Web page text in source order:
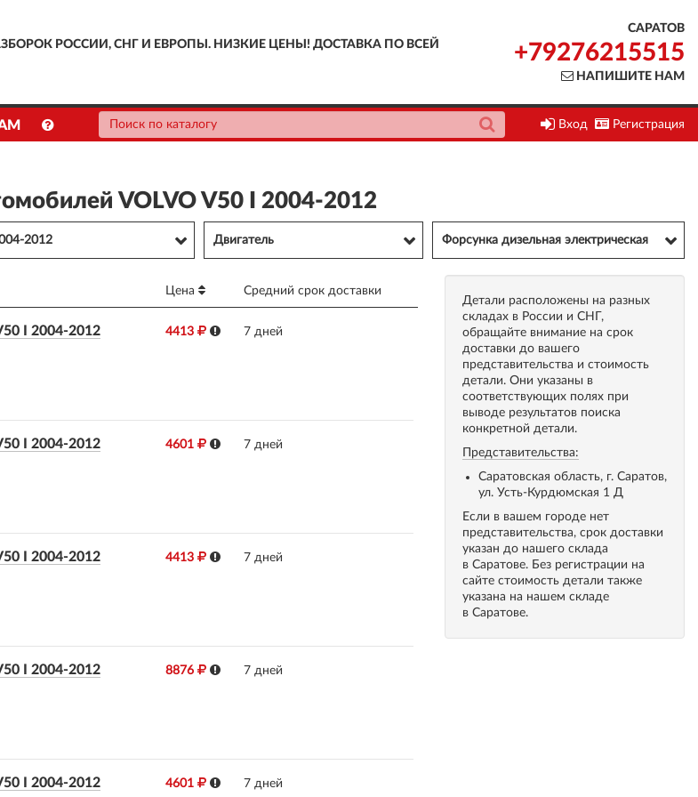
РОССИИ, СНГ И ЕВРОПЫ. НИЗКИЕ ЦЕНЫ! ДОСТАВКА ПО ВСЕЙ
САРАТОВ
+79276215515
НАПИШИТЕ НАМ
Вход Регистрация
VOLVO V50 I 2004-2012
2012 Двигатель Форсунка дизельная электрическая
Цена Средний срок доставки
I 2004-2012 4413 7 дней
I 2004-2012 4601 7 дней
I 2004-2012 4413 7 дней
I 2004-2012 8876 7 дней
I 2004-2012 4601 7 дней
Детали расположены на разных
складах в России и СНГ,
обращайте внимание на срок
доставки до вашего
представительства и стоимость
детали. Они указаны в
соответствующих полях при
выводе результатов поиска
конкретной детали.
Представительства:
Саратовская область, г. Саратов,
ул. Усть-Курдюмская 1 Д
Если в вашем городе нет
представительства, срок доставки
указан до нашего склада
в Саратове. Без регистрации на
сайте стоимость детали также
указана на нашем складе
в Саратове.